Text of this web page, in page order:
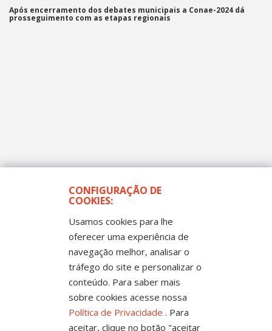
CONFIGURAÇÃO DE
COOKIES:
Usamos cookies para lhe
oferecer uma experiência de
navegação melhor, analisar o
tráfego do site e personalizar o
conteúdo. Para saber mais
sobre cookies acesse nossa
Política de Privacidade . Para
aceitar, clique no botão "aceitar
Após encerramento dos debates municipais a Conae-2024 dá
prosseguimento com as etapas regionais
Sintep-MT - Sindicato dos Trabalhadores no Ensino
Público de Mato Grosso
Rua Mestre João Guimarães, 102 - Bandeirantes -
Cuiabá-MT CEP 78010-170 | Fone: (65) 3317-4300 - 0800
654343 - Fax: 3317 4327